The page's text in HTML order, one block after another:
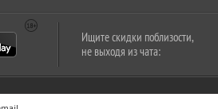
Ищите скидки поблизости,
не выходя из чата: